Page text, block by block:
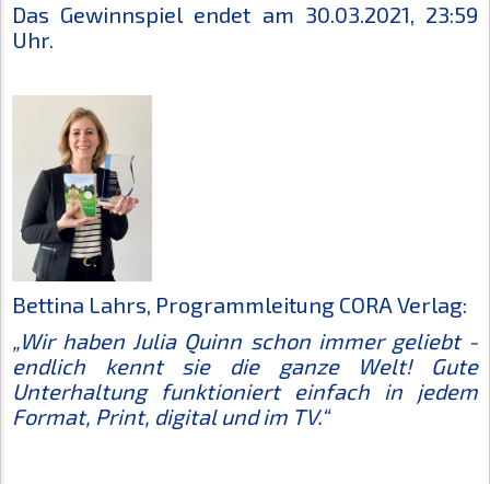
Das Gewinnspiel endet am 30.03.2021, 23:59
Uhr.
Bettina Lahrs, Programmleitung CORA Verlag:
„Wir haben Julia Quinn schon immer geliebt -
endlich kennt sie die ganze Welt! Gute
Unterhaltung funktioniert einfach in jedem
Format, Print, digital und im TV.“